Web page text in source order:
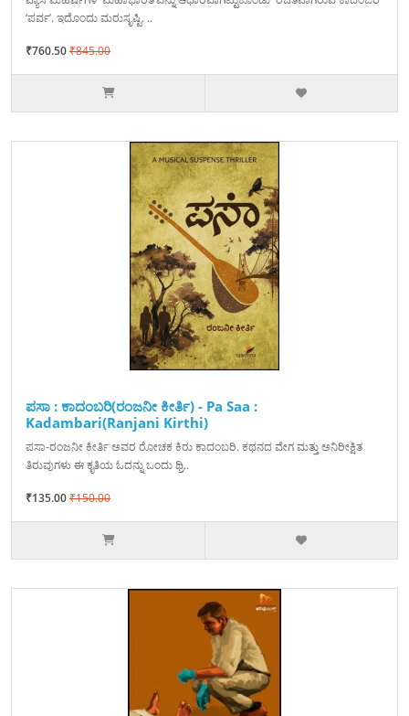
‘ಪರ್ವ’. ಇದೊಂದು ಮರುಸೃಷ್ಟಿ. ..
₹760.50₹845.00
ಪಸಾ : ಕಾದಂಬರಿ(ರಂಜನೀ ಕೀರ್ತಿ) - Pa Saa :
Kadambari(Ranjani Kirthi)
ಪಸಾ-ರಂಜನೀ ಕೀರ್ತಿ ಅವರ ರೋಚಕ ಕಿರು ಕಾದಂಬರಿ. ಕಥನದ ವೇಗ ಮತ್ತು ಅನಿರೀಕ್ಷಿತ
ತಿರುವುಗಳು ಈ ಕೃತಿಯ ಓದನ್ನು ಒಂದು ಥ್ರಿ..
₹135.00₹150.00